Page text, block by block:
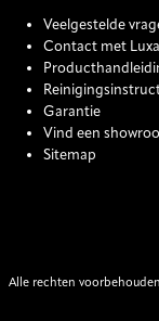
Veelgestelde
Contact met
Garantie
Vind een
Sitemap
Alle rechten